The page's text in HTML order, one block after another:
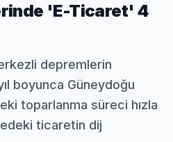
'E-Ticaret' 4
depremlerin
boyunca Güneydoğu
toparlanma süreci hızla
ticaretin dij